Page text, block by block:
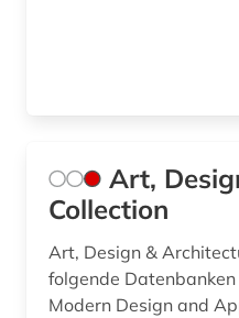
herzog (1)
hessen (3)
Art,
Collection
Art, Design &
folgende Datenbanken ARTbibliographies
Modern Design and